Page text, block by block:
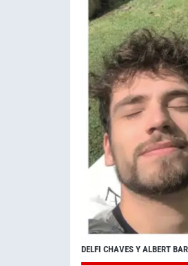
DELFI CHAVES Y ALBERT